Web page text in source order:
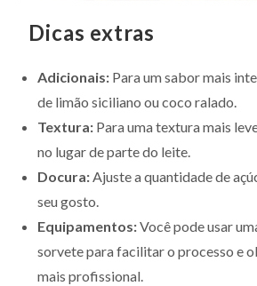
Dicas extras
Adicionais: Para um sabor mais
de limão siciliano ou coco ralado.
Textura: Para uma textura mais
no lugar de parte do leite.
Docura:Ajuste a quantidade de
seu gosto.
Equipamentos:Você pode usar
sorvete para facilitar o processo e
mais profissional.